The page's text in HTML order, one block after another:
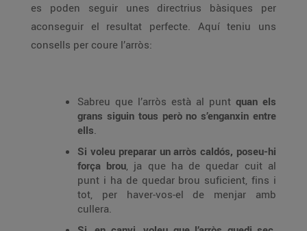
es poden seguir unes directrius bàsiques per
aconseguir el resultat perfecte. Aquí teniu uns
consells per coure l’arròs:
Sabreu que l’arròs està al punt quan els
grans siguin tous però no s’enganxin entre
ells.
Si voleu preparar un arròs caldós, poseu-hi
força brou, ja que ha de quedar cuit al
punt i ha de quedar brou suficient, fins i
tot, per haver-vos-el de menjar amb
cullera.